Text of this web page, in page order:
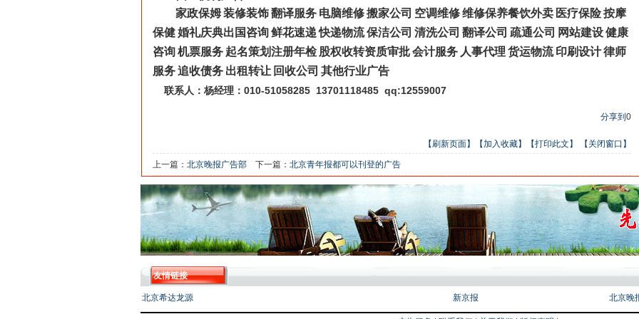
家政保姆装修装饰翻译服务 电脑维修搬家公司 空调维修维修保养餐饮外卖 医疗保险按摩
保健婚礼庆典出国咨询鲜花速递 快递物流保洁公司 清洗公司 翻译公司 疏通公司 网站建设健康
咨询机票服务 起名策划注册年检 股权收转资质审批会计服务 人事代理 货运物流 印刷设计律师
服务追收债务 出租转让 回收公司 其他行业广告
联系人：杨经理： 010-51058285 13701118485 qq:12559007
分享到 0
【刷新页面】 【加入收藏】 【打印此文】 【关闭窗口】
上一篇： 北京晚报广告部 下一篇： 北京青年报都可以刊登的广告
友情链接
北京希达龙源 新京报 北京晚